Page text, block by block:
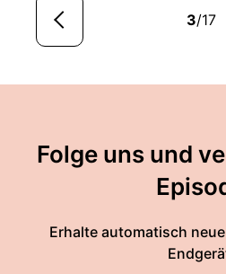
3/17
Folge uns und
Erhalte automatisch